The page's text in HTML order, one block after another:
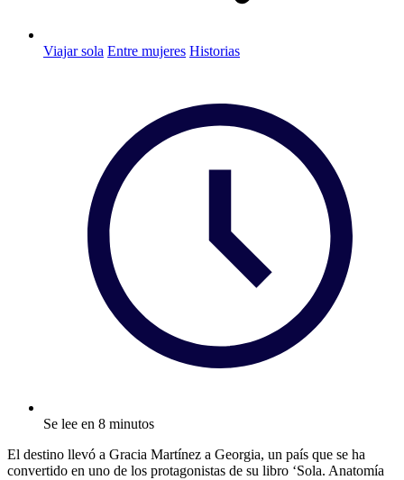
Viajar sola Entre mujeres Historias
Se lee en 8 minutos
El destino llevó a Gracia Martínez a Georgia, un país que se ha
convertido en uno de los protagonistas de su libro ‘Sola. Anatomía